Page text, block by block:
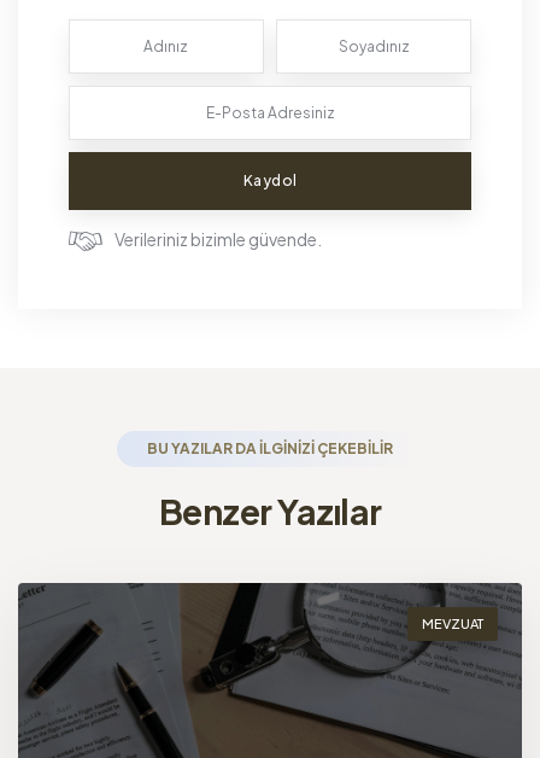
Kaydol
Verileriniz bizimle güvende.
BU YAZILAR DA ILGINIZI ÇEKEBILIR
Benzer Yazılar
MEVZUAT